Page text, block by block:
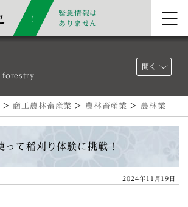
緊急情報は
ありません
forestry
開く
>商工農林畜産業 > 農林畜産業 > 農林業
って稲刈り体験に挑戦！
2024年11月19日